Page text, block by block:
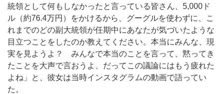
統領として何もしなかったと言っている皆さん、5,000ド
ル（約76.4万円）をかけるから、グーグルを使わずに、こ
れまでのどの副大統領が任期中にあなたが気づいたような
目立つことをしたのか教えてください。本当にみんな、現
実を見ようよ？ みんなで本当のことを言って、黙ってき
たことを大声で言おうよ、だってこの議論にはもう疲れた
よね」と、彼女は当時インスタグラムの動画で語ってい
た。